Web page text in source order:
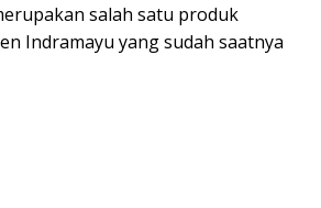
salah satu produk
Indramayu yang sudah saatnya